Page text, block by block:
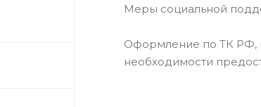
Меры социальной
Оформление по ТК РФ,
необходимости